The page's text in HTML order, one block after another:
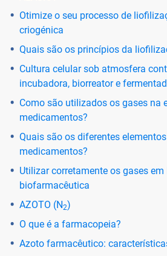
Otimize o seu processo de
criogénica
Quais são os princípios da
Cultura celular sob atmosfera
incubadora, biorreator e
Como são utilizados os gases na
medicamentos?
Quais são os diferentes
medicamentos?
Utilizar corretamente os gases em
biofarmacêutica
AZOTO (N2)
O que é a farmacopeia?
Azoto farmacêutico: